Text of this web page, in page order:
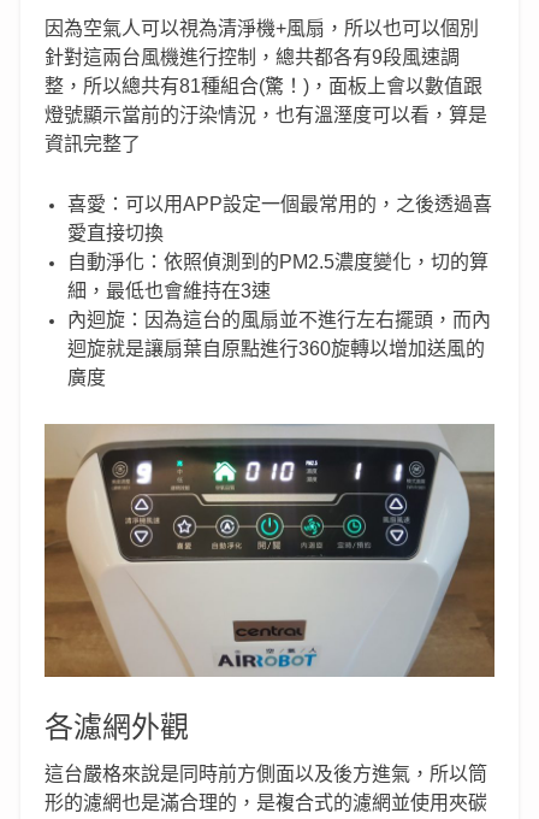
因為空氣人可以視為清淨機+風扇，所以也可以個別
針對這兩台風機進行控制，總共都各有9段風速調
整，所以總共有81種組合(驚！)，面板上會以數值跟
燈號顯示當前的汙染情況，也有溫溼度可以看，算是
資訊完整了
喜愛：可以用APP設定一個最常用的，之後透過喜
愛直接切換
自動淨化：依照偵測到的PM2.5濃度變化，切的算
細，最低也會維持在3速
內迴旋：因為這台的風扇並不進行左右擺頭，而內
迴旋就是讓扇葉自原點進行360旋轉以增加送風的
廣度
各濾網外觀
這台嚴格來說是同時前方側面以及後方進氣，所以筒
形的濾網也是滿合理的，是複合式的濾網並使用夾碳